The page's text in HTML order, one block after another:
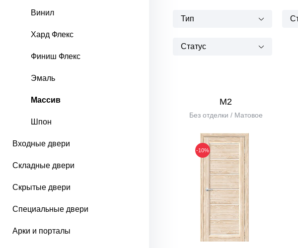
Винил
Хард Флекс
Финиш Флекс
Эмаль
Массив
Шпон
Входные двери
Складные двери
Скрытые двери
Специальные двери
Арки и порталы
Тип
Статус
М2
Без отделки / Матовое
-10%